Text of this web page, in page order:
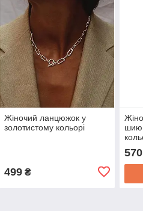
Жіночий ланцюжок у
золотистому кольорі
499₴
шию
570